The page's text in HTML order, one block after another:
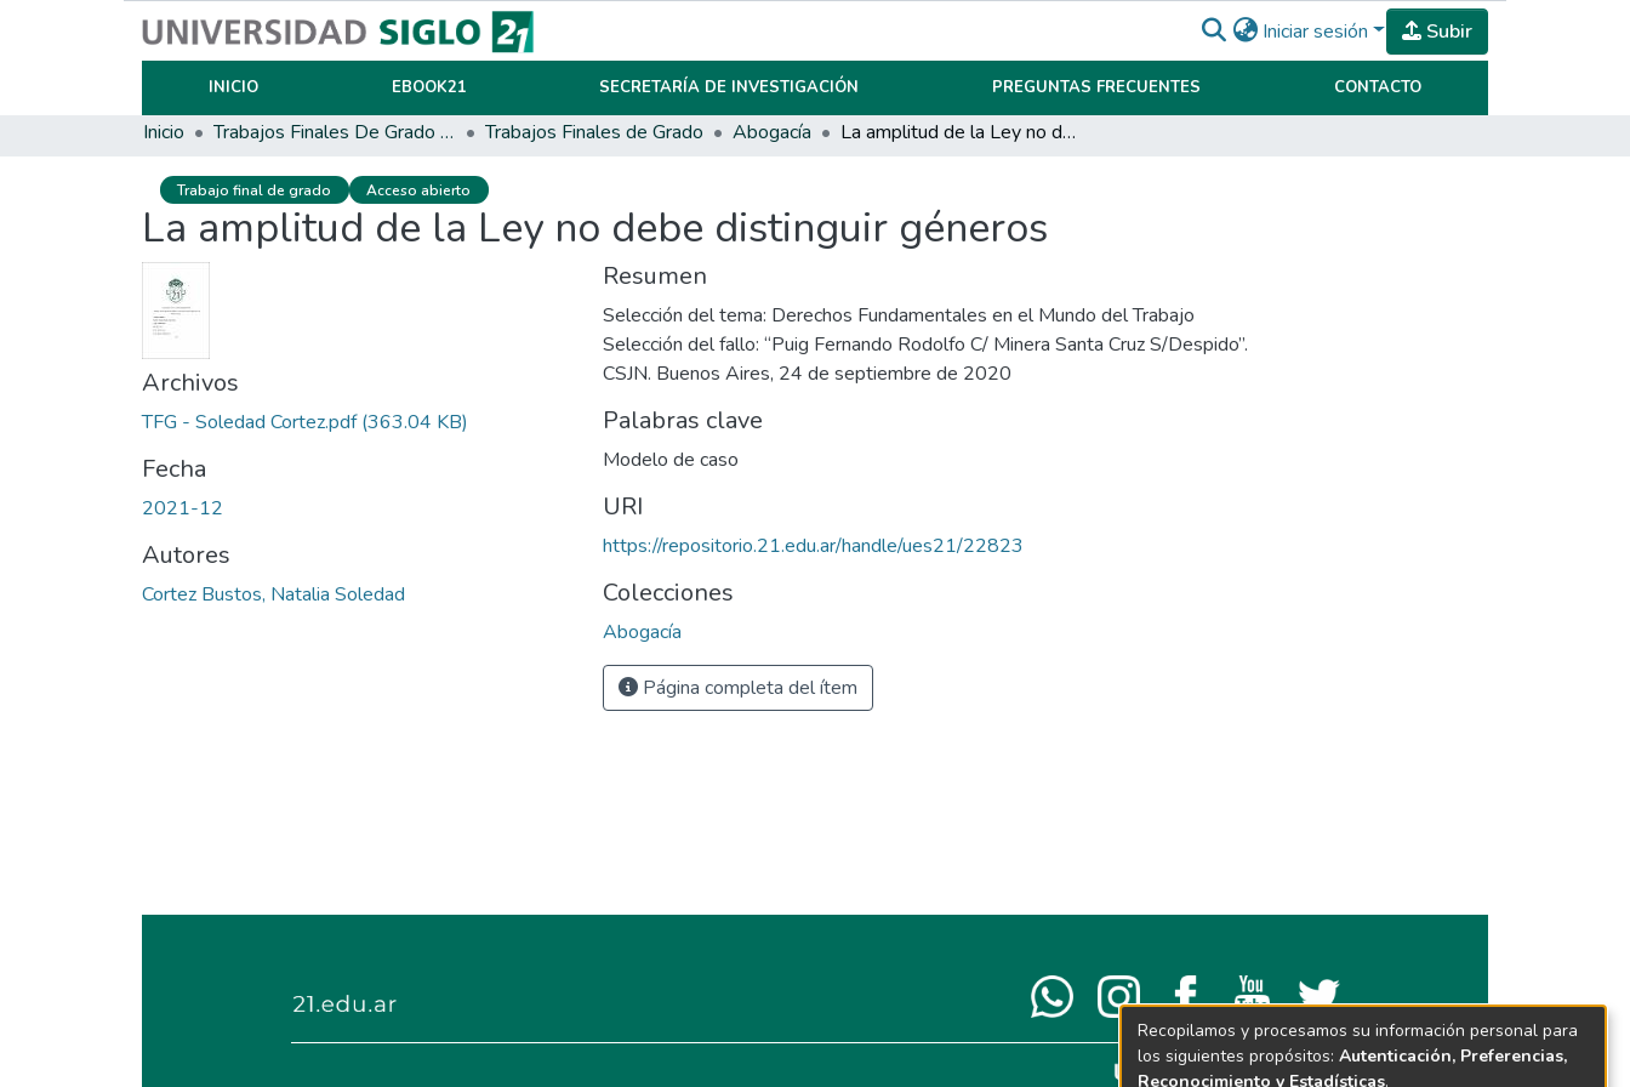
Iniciar sesión Subir
INICIO EBOOK21 SECRETARÍA DE INVESTIGACIÓN PREGUNTAS FRECUENTES CONTACTO
Inicio Trabajos Finales De Grado Y Posgrado Trabajos Finales de Grado Abogacía La amplitud de la Ley no debe distinguir géneros
Trabajo final de grado Acceso abierto
La amplitud de la Ley no debe distinguir géneros
Archivos
TFG - Soledad Cortez.pdf(363.04 KB)
Fecha
2021-12
Autores
Cortez Bustos, Natalia Soledad
Resumen
Selección del tema: Derechos Fundamentales en el Mundo del Trabajo
Selección del fallo: “Puig Fernando Rodolfo C/ Minera Santa Cruz S/Despido”.
CSJN. Buenos Aires, 24 de septiembre de 2020
Palabras clave
Modelo de caso
URI
https://repositorio.21.edu.ar/handle/ues21/22823
Colecciones
Abogacía
Página completa del ítem
Recopilamos y procesamos su información personal para
los siguientes propósitos: Autenticación, Preferencias,
Reconocimiento y Estadísticas.